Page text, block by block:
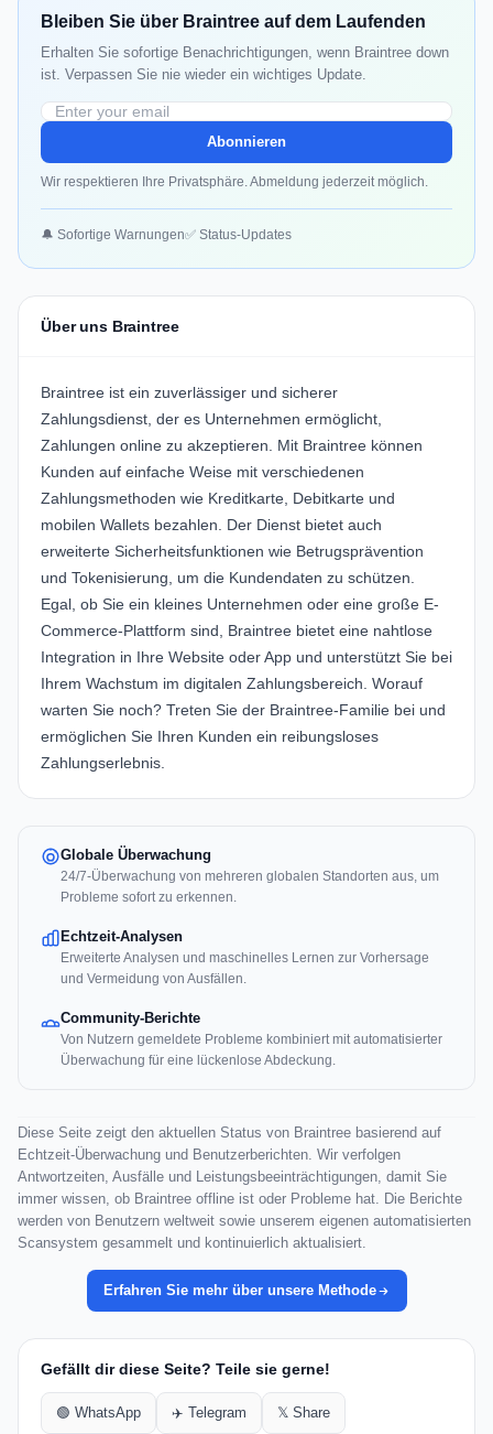
Bleiben Sie über Braintree auf dem Laufenden
Erhalten Sie sofortige Benachrichtigungen, wenn Braintree down
ist. Verpassen Sie nie wieder ein wichtiges Update.
Abonnieren
Wir respektieren Ihre Privatsphäre. Abmeldung jederzeit möglich.
🔔 Sofortige Warnungen✅ Status-Updates
Über uns Braintree
Braintree ist ein zuverlässiger und sicherer
Zahlungsdienst, der es Unternehmen ermöglicht,
Zahlungen online zu akzeptieren. Mit Braintree können
Kunden auf einfache Weise mit verschiedenen
Zahlungsmethoden wie Kreditkarte, Debitkarte und
mobilen Wallets bezahlen. Der Dienst bietet auch
erweiterte Sicherheitsfunktionen wie Betrugsprävention
und Tokenisierung, um die Kundendaten zu schützen.
Egal, ob Sie ein kleines Unternehmen oder eine große E-
Commerce-Plattform sind, Braintree bietet eine nahtlose
Integration in Ihre Website oder App und unterstützt Sie bei
Ihrem Wachstum im digitalen Zahlungsbereich. Worauf
warten Sie noch? Treten Sie der Braintree-Familie bei und
ermöglichen Sie Ihren Kunden ein reibungsloses
Zahlungserlebnis.
Globale Überwachung
24/7-Überwachung von mehreren globalen Standorten aus, um
Probleme sofort zu erkennen.
Echtzeit-Analysen
Erweiterte Analysen und maschinelles Lernen zur Vorhersage
und Vermeidung von Ausfällen.
Community-Berichte
Von Nutzern gemeldete Probleme kombiniert mit automatisierter
Überwachung für eine lückenlose Abdeckung.
Diese Seite zeigt den aktuellen Status von Braintree basierend auf
Echtzeit-Überwachung und Benutzerberichten. Wir verfolgen
Antwortzeiten, Ausfälle und Leistungsbeeinträchtigungen, damit Sie
immer wissen, ob Braintree offline ist oder Probleme hat. Die Berichte
werden von Benutzern weltweit sowie unserem eigenen automatisierten
Scansystem gesammelt und kontinuierlich aktualisiert.
Erfahren Sie mehr über unsere Methode
Gefällt dir diese Seite? Teile sie gerne!
🟢 WhatsApp ✈️ Telegram 𝕏 Share